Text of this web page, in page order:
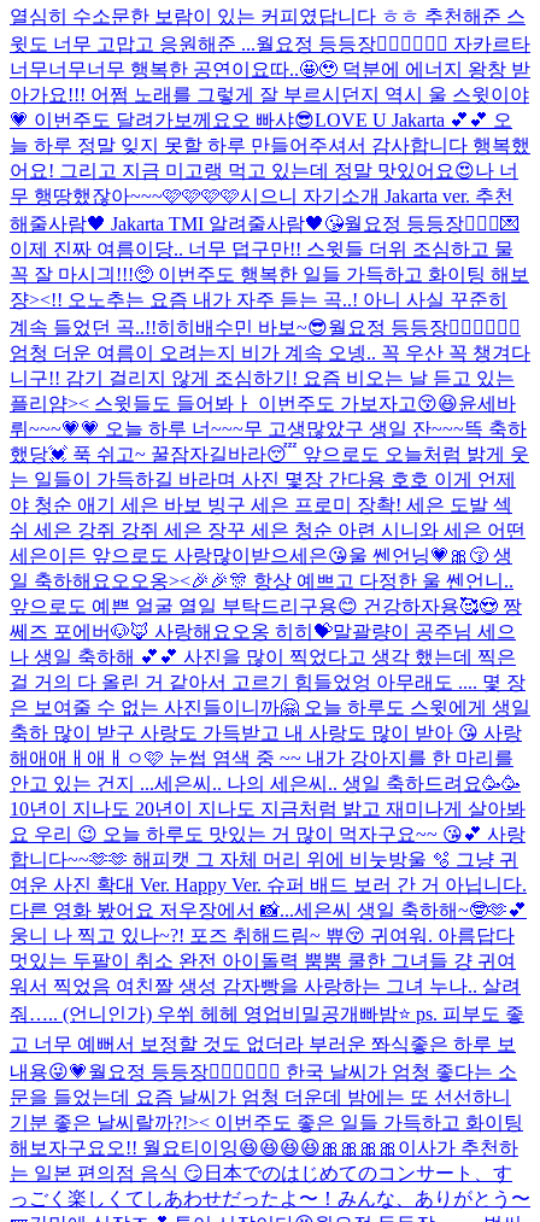
열심히 수소문한 보람이 있는 커피였답니다 ㅎㅎ 추천해준 스
윗도 너무 고맙고 응원해준 ...월요정 등등장🧚🏻‍♀️🧚🏻‍♀️ 자카르타
너무너무너무 행복한 공연이요따..🤩🥹 덕분에 에너지 왕창 받
아가요!!! 어쩜 노래를 그렇게 잘 부르시던지 역시 울 스윗이야
💗 이번주도 달려가보께요오 빠샤😎LOVE U Jakarta 💕💕 오
늘 하루 정말 잊지 못할 하루 만들어주셔서 감사합니다 행복했
어요! 그리고 지금 미고랭 먹고 있는데 정말 맛있어요😍나 너
무 행땅했잖아~~~🩷🩷🩷🩷시으니 자기소개 Jakarta ver. 추천
해줄사람🖤 Jakarta TMI 알려줄사람🖤😘월요정 등등장🧚🏻‍♀️💌
이제 진짜 여름이당.. 너무 덥구만!! 스윗들 더위 조심하고 물
꼭 잘 마시긔!!!🥺 이번주도 행복한 일들 가득하고 화이팅 해보
쟝><!! 오노추는 요즘 내가 자주 듣는 곡..! 아니 사실 꾸준히
계속 들었던 곡..!!히히 배수민 바보~😎월요정 등등장🧚🏻‍♀️🧚🏻‍♀️
엄청 더운 여름이 오려는지 비가 계속 오넹.. 꼭 우산 꼭 챙겨다
니구!! 감기 걸리지 않게 조심하기! 요즘 비오는 날 듣고 있는
플리얌>< 스윗들도 들어봐ㅏ 이번주도 가보자고😚😆윤세바
뤼~~~💗💗 오늘 하루 너~~~무 고생많았구 생일 잔~~~뜩 축하
했당💓 푹 쉬고~ 꿀잠자길바라😴 앞으로도 오늘처럼 밝게 웃
는 일들이 가득하길 바라며 사진 몇장 간다용 호호 이게 언제
야 청순 애기 세은 바보 빙구 세은 프로미 장촥! 세은 도발 섹
쉬 세은 강쥐 강쥐 세은 장꾸 세은 청순 아련 시니와 세은 어떤
세은이든 앞으로도 사랑많이받으세은😘울 쎈언닝💗🎀😚 생
일 축하해요오오옹><🎉🎉🎊 항상 예쁘고 다정한 울 쎈언니..
앞으로도 예쁜 얼굴 열일 부탁드리구용😊 건강하자용🥰😍 짱
쎄즈 포에버🐶🦊 사랑해요오옹 히히💝말괄량이 공주님 세으
나 생일 축하해 💕💕 사진을 많이 찍었다고 생각 했는데 찍은
걸 거의 다 올린 거 같아서 고르기 힘들었엉 아무래도 .... 몇 장
은 보여줄 수 없는 사진들이니까🤗 오늘 하루도 스윗에게 생일
축하 많이 받구 사랑도 가득받고 내 사랑도 많이 받아 😘 사랑
해애애ㅐ애ㅐㅇ🩷 눈썹 염색 중 ~~ 내가 강아지를 한 마리를
안고 있는 건지 ...세은씨.. 나의 세은씨.. 생일 축하드려요🥳🥳
10년이 지나도 20년이 지나도 지금처럼 밝고 재미나게 살아봐
요 우리 😉 오늘 하루도 맛있는 거 많이 먹자구요~~ 😘💕 사랑
합니다~~🫶🫶 해피캣 그 자체 머리 위에 비눗방울 🫧 그냥 귀
여운 사진 확대 Ver. Happy Ver. 슈퍼 배드 보러 간 거 아닙니다.
다른 영화 봤어요 저우장에서 📸...세은씨 생일 축하해~🤓🫶💕
웅니 나 찍고 있나~?! 포즈 취해드림~ 쀼😚 귀여워. 아름답다
멋있는 두팔이 취소 완전 아이돌력 뿜뿜 쿨한 그녀들 걍 귀여
워서 찍었음 여친짤 생성 감자빵을 사랑하는 그녀 누나.. 살려
줘….. (언니인가) 우쒸 헤헤 영업비밀공개빠밤⭐️ ps. 피부도 좋
고 너무 예뻐서 보정할 것도 없더라 부러운 쫘식좋은 하루 보
내용😜💗월요정 등등장🧚🏻‍♀️🧚🏻‍♀️ 한국 날씨가 엄청 좋다는 소
문을 들었는데 요즘 날씨가 엄청 더운데 밤에는 또 선선하니
기분 좋은 날씨랄까?!>< 이번주도 좋은 일들 가득하고 화이팅
해보자구요오!! 월요티이잉😆😆😆😆🎀🎀🎀🎀 이사가 추천하
는 일본 편의점 음식 😏 日本でのはじめてのコンサート、す
っごく楽しくてしあわせだったよ〜！みんな、ありがとう〜